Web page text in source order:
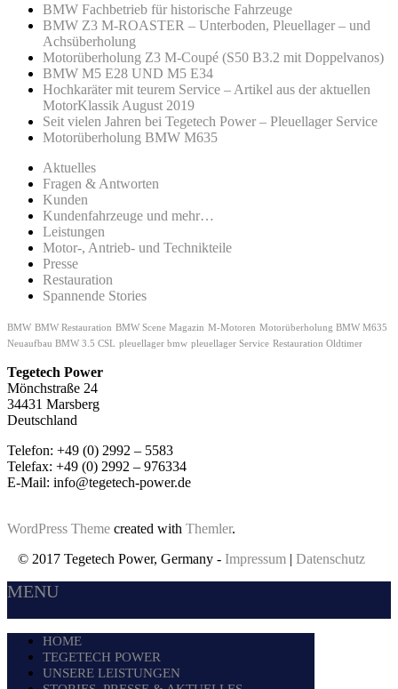
BMW Fachbetrieb für historische Fahrzeuge
BMW Z3 M-ROASTER – Unterboden, Pleuellager – und
Achsüberholung
Motorüberholung Z3 M-Coupé (S50 B3.2 mit Doppelvanos)
BMW M5 E28 UND M5 E34
Hochkaräter mit teurem Service – Artikel aus der aktuellen
MotorKlassik August 2019
Seit vielen Jahren bei Tegetech Power – Pleuellager Service
Motorüberholung BMW M635
Aktuelles
Fragen & Antworten
Kunden
Kundenfahrzeuge und mehr…
Leistungen
Motor-, Antrieb- und Technikteile
Presse
Restauration
Spannende Stories
BMW BMW Restauration BMW Scene Magazin M-Motoren Motorüberholung BMW M635
Neuaufbau BMW 3.5 CSL pleuellager bmw pleuellager Service Restauration Oldtimer
Tegetech Power
Mönchstraße 24
34431 Marsberg
Deutschland
Telefon: +49 (0) 2992 – 5583
Telefax: +49 (0) 2992 – 976334
E-Mail: info@tegetech-power.de
WordPress Theme created with Themler.
© 2017 Tegetech Power, Germany - Impressum | Datenschutz
MENU
HOME
TEGETECH POWER
UNSERE LEISTUNGEN